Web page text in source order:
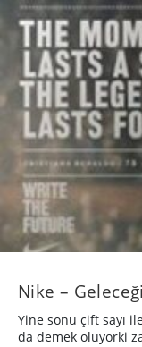
Nike –
Yine sonu çift sayı
da demek oluyorki